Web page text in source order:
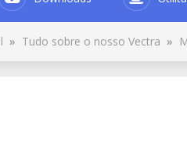
» Tudo sobre o nosso Vectra »